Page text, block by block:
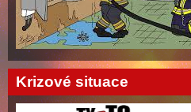
Krizové situace